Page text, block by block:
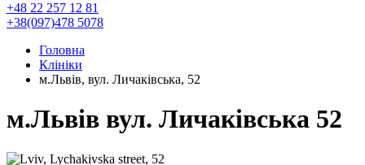
+48 22 257 12 81
+38(097)478 5078
Головна
Клініки
м.Львів, вул. Личаківська, 52
м.Львів вул. Личаківська 52